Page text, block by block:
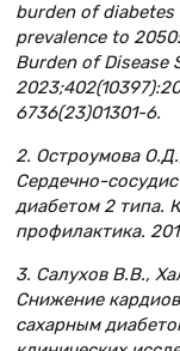
burden of
prevalence to
Burden of Disease
6736(23)01301-6.
2. Остроумова
Сердечно-
диабетом 2 типа.
профилактика.
3. Салухов В.В.,
Снижение
сахарным